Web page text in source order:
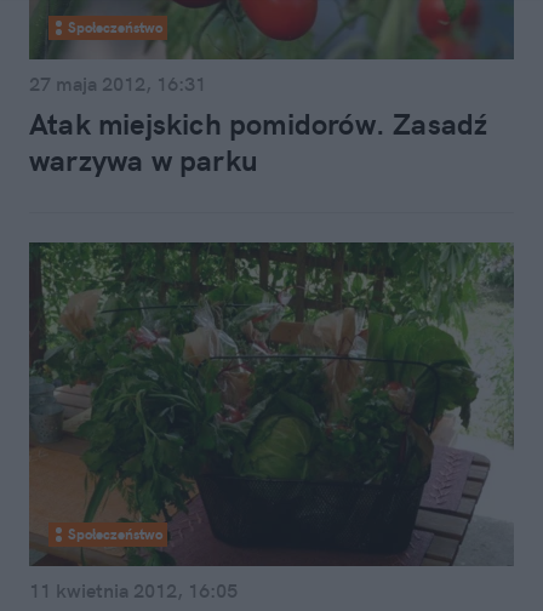
Społeczeństwo
27 maja 2012, 16:31
Atak miejskich pomidorów. Zasadź
warzywa w parku
Społeczeństwo
11 kwietnia 2012, 16:05